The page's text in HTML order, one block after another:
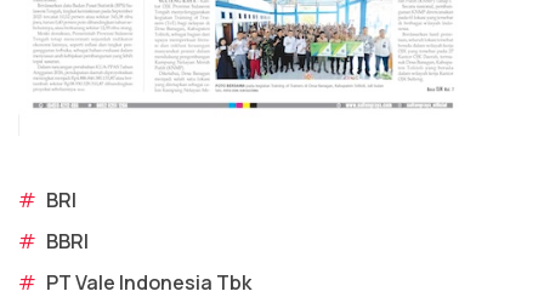
# BRI
# BBRI
# PT Vale Indonesia Tbk